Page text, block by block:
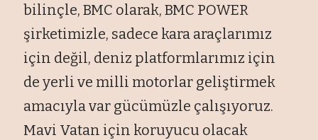
bilinçle, BMC olarak, BMC POWER
şirketimizle, sadece kara araçlarımız
için değil, deniz platformlarımız için
de yerli ve milli motorlar geliştirmek
amacıyla var gücümüzle çalışıyoruz.
Mavi Vatan için koruyucu olacak